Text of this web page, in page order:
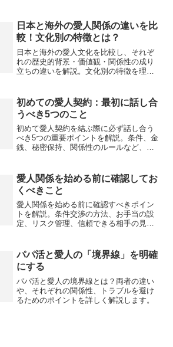
日本と海外の愛人関係の違いを比
較！文化別の特徴とは？
日本と海外の愛人文化を比較し、それぞ
れの歴史的背景・価値観・関係性の成り
立ちの違いを解説。文化別の特徴を理解
初めての愛人契約：最初に話し合
うべき5つのこと
初めて愛人契約を結ぶ際に必ず話し合う
べき5つの重要ポイントを解説。条件、金
銭、秘密保持、関係性のルールなど、安
愛人関係を始める前に確認してお
くべきこと
愛人関係を始める前に確認すべきポイン
トを解説。条件交渉の方法、お手当の設
定、リスク管理、信頼できる相手の見極
パパ活と愛人の「境界線」を明確
にする
パパ活と愛人の境界線とは？両者の違い
や、それぞれの関係性、トラブルを避け
るためのポイントを詳しく解説します。